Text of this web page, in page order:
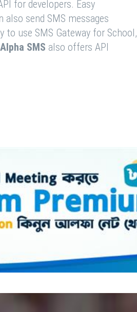
for developers. Easy
send SMS messages
to use SMS Gateway for School,
Alpha SMS also offers API